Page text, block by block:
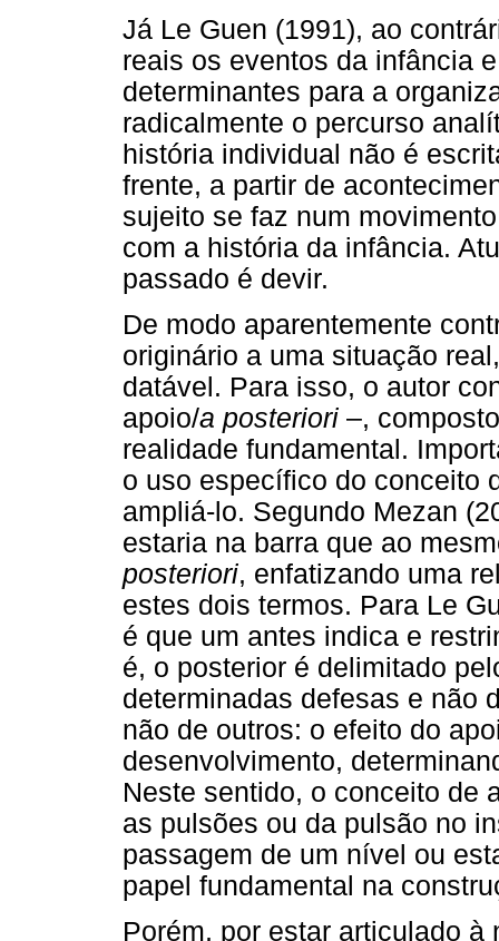
Já Le Guen (1991), ao
reais os eventos da infância
determinantes para a
radicalmente o percurso
história individual não é
frente, a partir de
sujeito se faz num
com a história da infância.
passado é devir.
De modo aparentemente
originário a uma situação
datável. Para isso, o autor
apoio/a posteriori –,
realidade fundamental.
o uso específico do conceito
ampliá-lo. Segundo Mezan
estaria na barra que ao
posteriori, enfatizando uma
estes dois termos. Para Le
é que um antes indica e
é, o posterior é delimitado
determinadas defesas e não
não de outros: o efeito do
desenvolvimento,
Neste sentido, o conceito de
as pulsões ou da pulsão no
passagem de um nível ou
papel fundamental na
Porém, por estar articulado